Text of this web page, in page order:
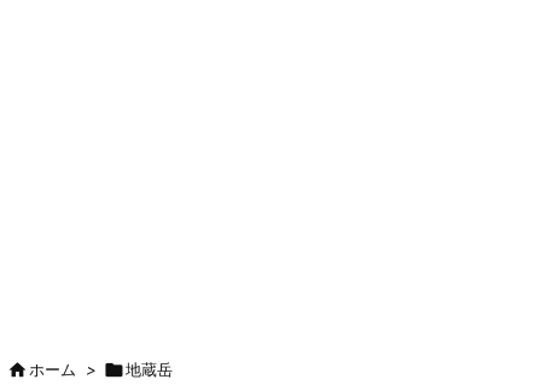
ホーム > 地蔵岳